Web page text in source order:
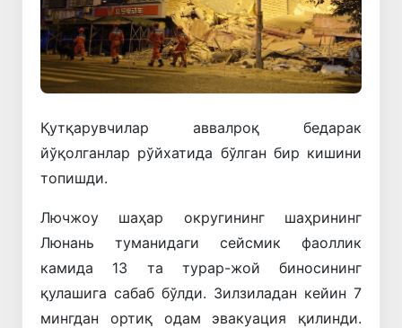
Қутқарувчилар аввалроқ бедарак
йўқолганлар рўйхатида бўлган бир кишини
топишди.
Лючжоу шаҳар округининг шаҳрининг
Люнань туманидаги сейсмик фаоллик
камида 13 та турар-жой биносининг
қулашига сабаб бўлди. Зилзиладан кейин 7
мингдан ортиқ одам эвакуация қилинди.